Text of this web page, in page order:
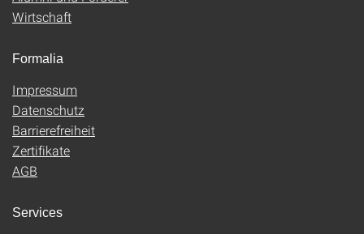
Wirtschaft
Formalia
Impressum
Datenschutz
Barrierefreiheit
Zertifikate
AGB
Services